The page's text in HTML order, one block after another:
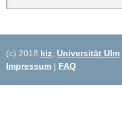
(c) 2018 kiz Universität Ulm
Impressum | FAQ